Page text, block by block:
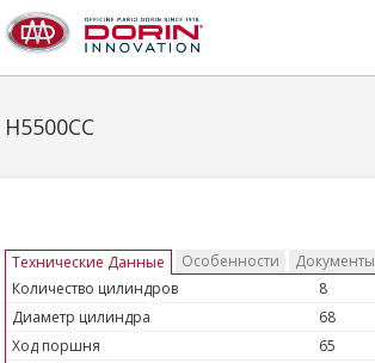
H5500CC
Технические Данные Особенности
Документы
Количество цилиндров
8
Диаметр цилиндра
68
Ход поршня
65